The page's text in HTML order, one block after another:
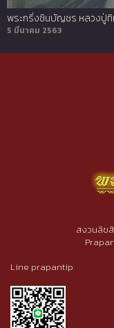
พระกริ่งชินบัญชร หลวงปู่ทิ
5 มีนาคม 2563
สงวนลิข
Line prapantip